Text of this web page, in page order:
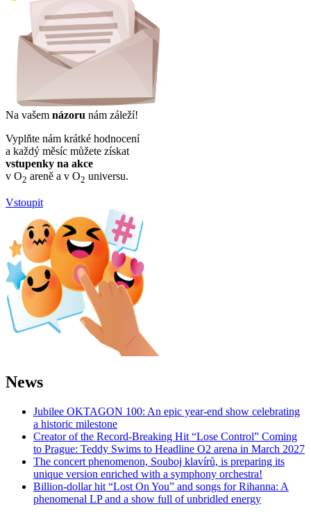
Na vašem názoru nám záleží!
Vyplňte nám krátké hodnocení
a každý měsíc můžete získat
vstupenky na akce
v O2 areně a v O2 universu.
Vstoupit
News
Jubilee OKTAGON 100: An epic year-end show celebrating
a historic milestone
Creator of the Record-Breaking Hit “Lose Control” Coming
to Prague: Teddy Swims to Headline O2 arena in March 2027
The concert phenomenon, Souboj klavírů, is preparing its
unique version enriched with a symphony orchestra!
Billion-dollar hit “Lost On You” and songs for Rihanna: A
phenomenal LP and a show full of unbridled energy